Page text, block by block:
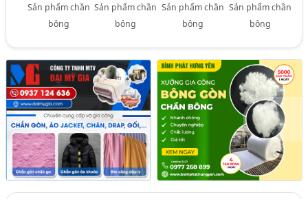
Sản phẩm chần
bông
Sản phẩm chần
bông
Sản phẩm chần
bông
Sản phẩm chần
bông